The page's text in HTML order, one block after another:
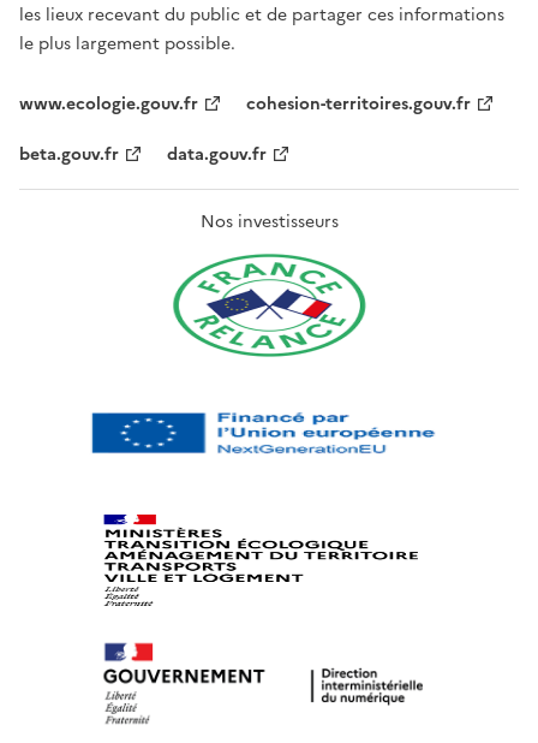
les lieux recevant du public et de partager ces informations
le plus largement possible.
www.ecologie.gouv.fr
cohesion-territoires.gouv.fr
beta.gouv.fr
data.gouv.fr
Nos investisseurs